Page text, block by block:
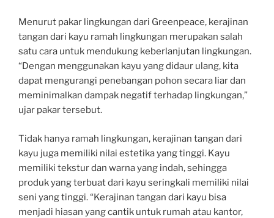
Menurut pakar lingkungan dari Greenpeace, kerajinan
tangan dari kayu ramah lingkungan merupakan salah
satu cara untuk mendukung keberlanjutan lingkungan.
“Dengan menggunakan kayu yang didaur ulang, kita
dapat mengurangi penebangan pohon secara liar dan
meminimalkan dampak negatif terhadap lingkungan,”
ujar pakar tersebut.
Tidak hanya ramah lingkungan, kerajinan tangan dari
kayu juga memiliki nilai estetika yang tinggi. Kayu
memiliki tekstur dan warna yang indah, sehingga
produk yang terbuat dari kayu seringkali memiliki nilai
seni yang tinggi. “Kerajinan tangan dari kayu bisa
menjadi hiasan yang cantik untuk rumah atau kantor,